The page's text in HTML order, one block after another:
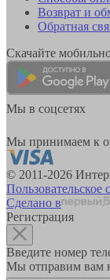
Возврат и
Обратная
Скачайте
Мы в соцсетях
Мы принимаем к
© 2011-2026
Пользовательское
Сделано в
Регистрация
Введите номер
Мы отправим вам